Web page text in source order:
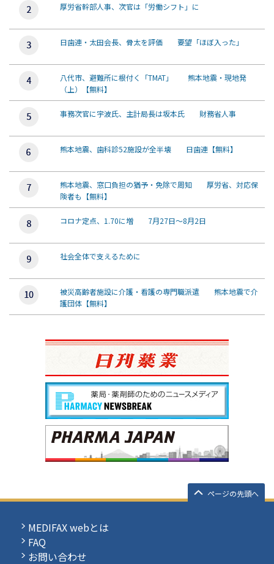
厚労省幹部人事、次官は「労働シフト」に
日歯連・太田会長、骨太を評価 要望「ほぼ入った」
八代市、避難所に根付く「TMAT」 熊本地震・現地発
（上）【無料】
事務次官に宇波氏、主計局長は坂本氏 財務省人事
熊本地震、歯科診52施設が全半壊 日歯連【無料】
熊本地震、窓口負担の猶予・免除で周知 厚労省、対応保
険者も【無料】
コロナ定点、1.70に増 7月27日～8月2日
社会全体で支えるために
被災高齢者施設に介護・看護の専門職派遣 熊本地震で介
護団体【無料】
ページの先頭へ
MEDIFAX webとは
FAQ
お問い合わせ